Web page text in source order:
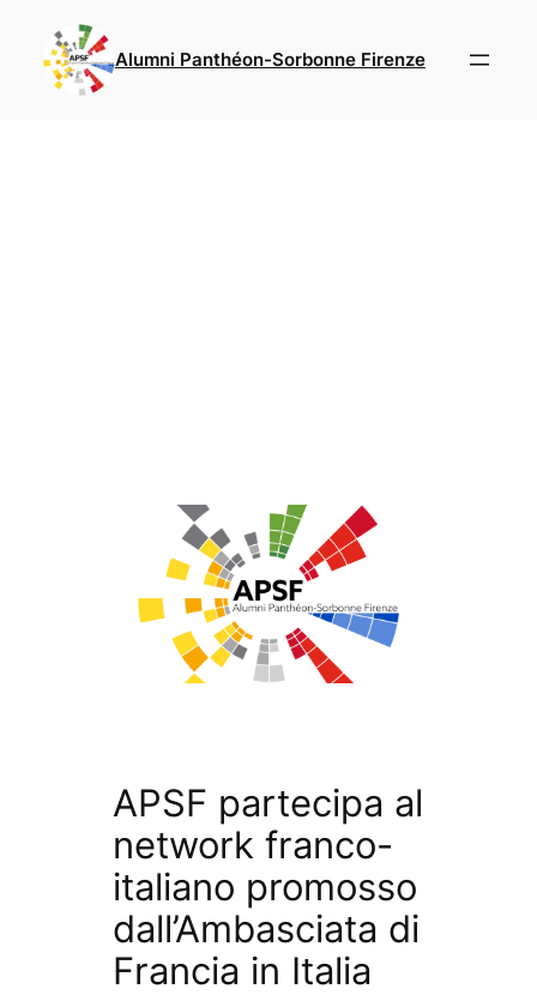
content
Alumni Panthéon-Sorbonne Firenze
APSF partecipa al
network franco-
italiano promosso
dall’Ambasciata di
Francia in Italia